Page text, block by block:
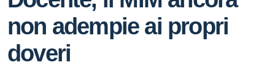
non adempie ai propri
doveri